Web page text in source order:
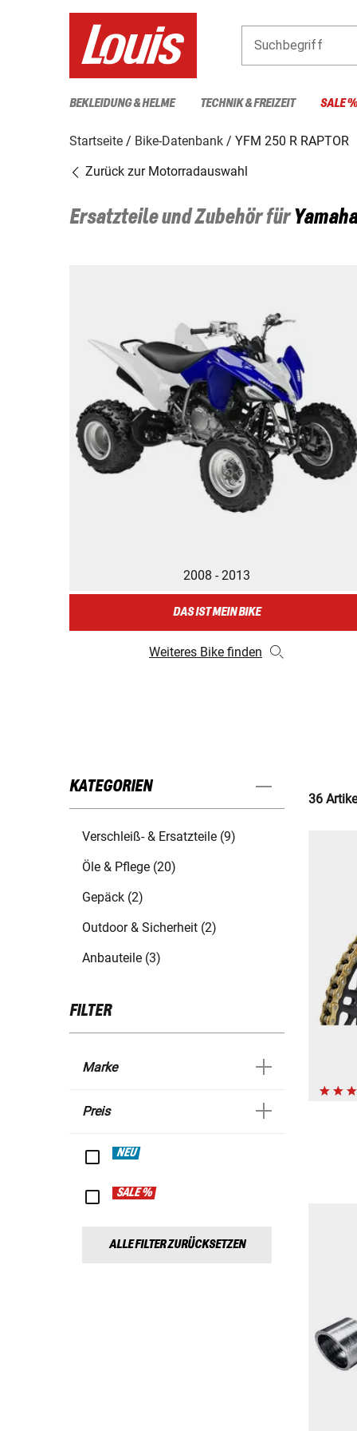
Suchbegriff
BEKLEIDUNG & HELME TECHNIK & FREIZEIT SALE %
Startseite Bike-Datenbank
YFM 250 R RAPTOR
Zurück zur Motorradauswahl
Ersatzteile und Zubehör fürYamaha
2008 - 2013
DAS IST MEIN BIKE
Weiteres Bike finden
KATEGORIEN
Verschleiß- & Ersatzteile (9)
Öle & Pflege (20)
Gepäck (2)
Outdoor & Sicherheit (2)
Anbauteile (3)
FILTER
Marke
Preis
NEU
SALE %
ALLE FILTER ZURÜCKSETZEN
36